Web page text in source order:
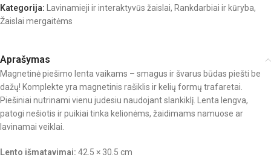
Kategorija:
Lavinamieji ir interaktyvūs žaislai, Rankdarbiai ir kūryba,
Žaislai mergaitėms
Aprašymas
Magnetinė piešimo lenta vaikams – smagus ir švarus būdas piešti be
dažų! Komplekte yra magnetinis rašiklis ir kelių formų trafaretai.
Piešiniai nutrinami vienu judesiu naudojant slankiklį. Lenta lengva,
patogi nešiotis ir puikiai tinka kelionėms, žaidimams namuose ar
lavinamai veiklai.
Lento išmatavimai: 42.5 × 30.5 cm